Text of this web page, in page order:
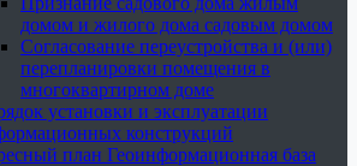
домом и жилого дома садовым домом
Согласование переустройства и (или)
перепланировки помещения в
многоквартирном доме
установки и эксплуатации
конструкций
план Геоинформационная база